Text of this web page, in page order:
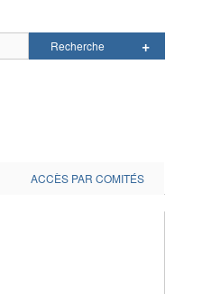
ACCÈS PAR COMITÉS